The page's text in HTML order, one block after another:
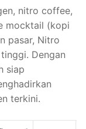
nitro coffee,
mocktail (kopi
pasar, Nitro
Dengan
siap
terkini.